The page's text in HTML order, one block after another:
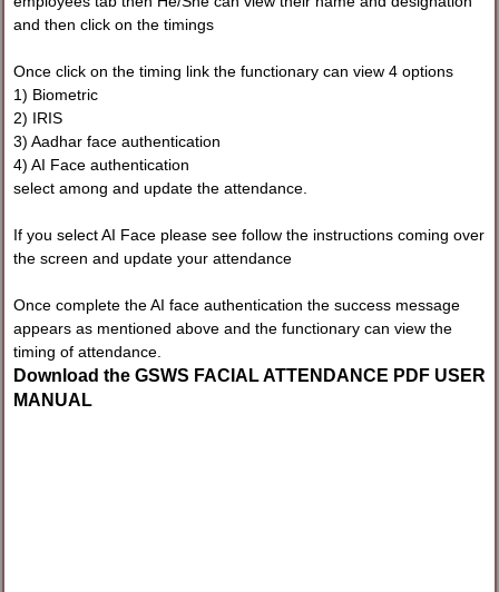
and then click on the timings
Once click on the timing link the functionary can view 4 options
1) Biometric
2) IRIS
3) Aadhar face authentication
4) AI Face authentication
select among and update the attendance.
If you select AI Face please see follow the instructions coming over
the screen and update your attendance
Once complete the AI face authentication the success message
appears as mentioned above and the functionary can view the
timing of attendance.
Download the GSWS FACIAL ATTENDANCE PDF USER
MANUAL